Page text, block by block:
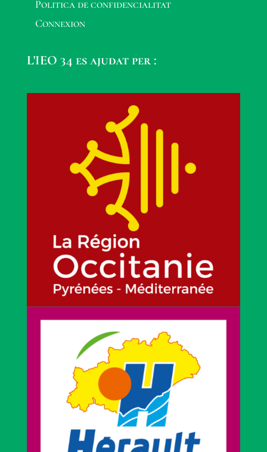
Politica de confidencialitat
Connexion
L'IEO 34 es ajudat per :